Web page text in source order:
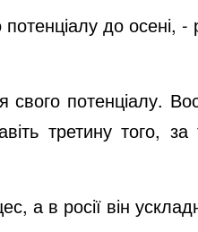
потенціалу до осені,
потенціалу.
третину того,
а в росії він